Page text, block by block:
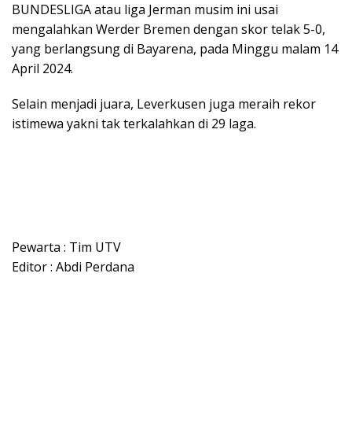
BUNDESLIGA atau liga Jerman musim ini usai
mengalahkan Werder Bremen dengan skor telak 5-0,
yang berlangsung di Bayarena, pada Minggu malam 14
April 2024.
Selain menjadi juara, Leverkusen juga meraih rekor
istimewa yakni tak terkalahkan di 29 laga.
Pewarta : Tim UTV
Editor : Abdi Perdana